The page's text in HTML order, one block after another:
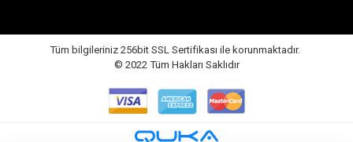
Tüm bilgileriniz 256bit SSL Sertifikası ile korunmaktadır.
© 2022 Tüm Hakları Saklıdır